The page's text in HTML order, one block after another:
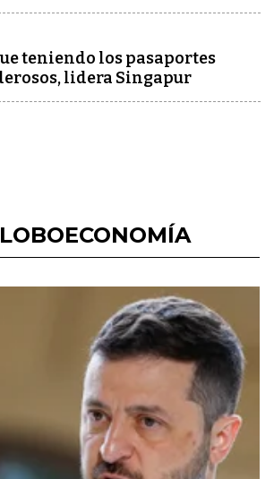
teniendo los pasaportes
lidera Singapur